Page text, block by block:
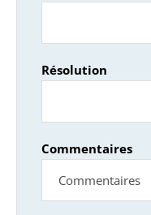
Résolution
Commentaires